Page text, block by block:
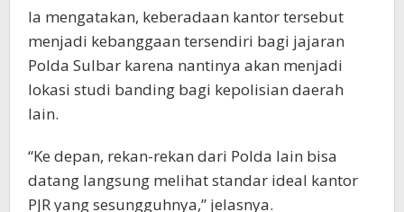
Ia mengatakan, keberadaan kantor tersebut
menjadi kebanggaan tersendiri bagi jajaran
Polda Sulbar karena nantinya akan menjadi
lokasi studi banding bagi kepolisian daerah
lain.
“Ke depan, rekan-rekan dari Polda lain bisa
datang langsung melihat standar ideal kantor
PJR yang sesungguhnya,” jelasnya.